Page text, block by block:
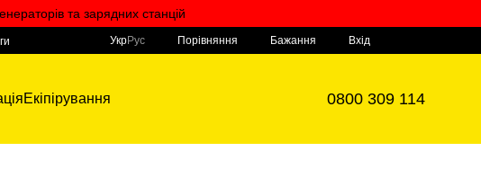
та зарядних станцій
УкрРус Порівняння Бажання Вхід
Екіпірування 0800 309 114